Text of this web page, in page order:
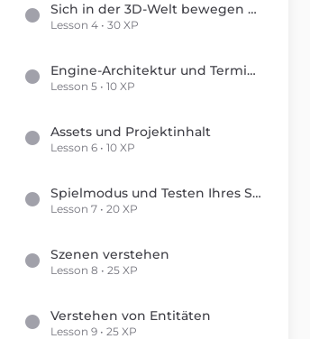
Sich in der 3D-Welt bewegen und die Welt bearbeiten
Lesson 4 • 30 XP
Engine-Architektur und Terminologie
Lesson 5 • 10 XP
Assets und Projektinhalt
Lesson 6 • 10 XP
Spielmodus und Testen Ihres Spiels
Lesson 7 • 20 XP
Szenen verstehen
Lesson 8 • 25 XP
Verstehen von Entitäten
Lesson 9 • 25 XP